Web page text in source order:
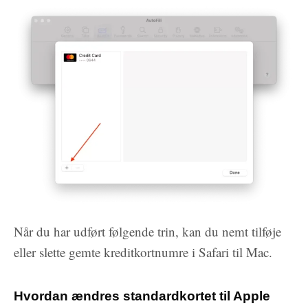
Når du har udført følgende trin, kan du nemt tilføje
eller slette gemte kreditkortnumre i Safari til Mac.
Hvordan ændres standardkortet til Apple